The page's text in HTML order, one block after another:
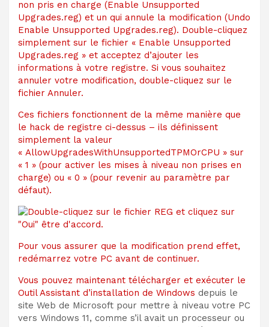
non pris en charge (Enable Unsupported
Upgrades.reg) et un qui annule la modification (Undo
Enable Unsupported Upgrades.reg). Double-cliquez
simplement sur le fichier « Enable Unsupported
Upgrades.reg » et acceptez d’ajouter les
informations à votre registre. Si vous souhaitez
annuler votre modification, double-cliquez sur le
fichier Annuler.
Ces fichiers fonctionnent de la même manière que
le hack de registre ci-dessus – ils définissent
simplement la valeur
« AllowUpgradesWithUnsupportedTPMOrCPU » sur
« 1 » (pour activer les mises à niveau non prises en
charge) ou « 0 » (pour revenir au paramètre par
défaut).
Pour vous assurer que la modification prend effet,
redémarrez votre PC avant de continuer.
Vous pouvez maintenant télécharger et exécuter le
Outil Assistant d’installation de Windows depuis le
site Web de Microsoft pour mettre à niveau votre PC
vers Windows 11, comme s’il avait un processeur ou